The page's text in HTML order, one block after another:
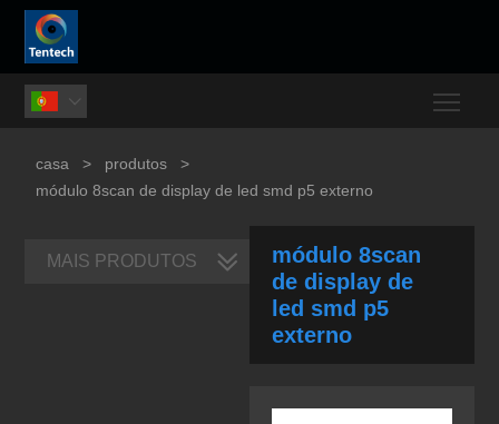

casa > produtos
>
módulo 8scan de display de led smd p5 externo
módulo 8scan
de display de
led smd p5
externo
MAIS PRODUTOS